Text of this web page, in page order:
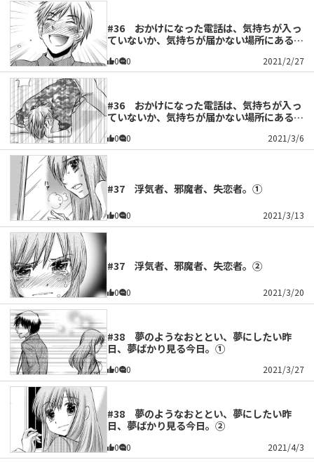
#36 おかけになった電話は、気持ちが入っ
ていないか、気持ちが届かない場所にあるた
0 0 2021/2/27
#36 おかけになった電話は、気持ちが入っ
ていないか、気持ちが届かない場所にあるた
0 0 2021/3/6
#37 浮気者、邪魔者、失恋者。①
0 0 2021/3/13
#37 浮気者、邪魔者、失恋者。②
0 0 2021/3/20
#38 夢のようなおととい、夢にしたい昨
日、夢ばかり見る今日。①
0 0 2021/3/27
#38 夢のようなおととい、夢にしたい昨
日、夢ばかり見る今日。②
0 0 2021/4/3